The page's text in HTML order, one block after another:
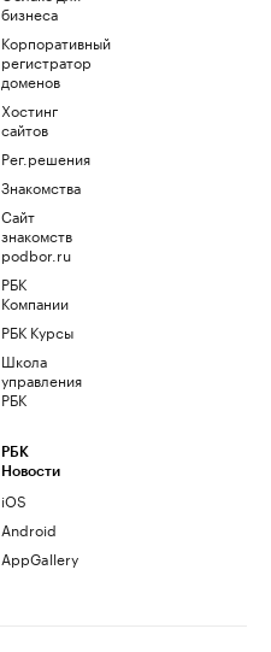
бизнеса
Корпоративный
регистратор
доменов
Хостинг
сайтов
Рег.решения
Знакомства
Сайт
знакомств
podbor.ru
РБК
Компании
РБК Курсы
Школа
управления
РБК
РБК
Новости
iOS
Android
AppGallery